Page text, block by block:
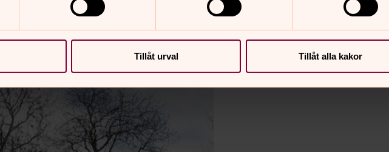
Tillåt urval Tillåt alla kakor